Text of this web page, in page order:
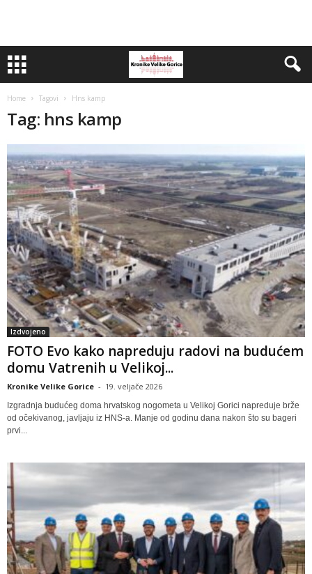
Home Tagovi Hns kamp
Tag: hns kamp
Izdvojeno
FOTO Evo kako napreduju radovi na budućem
domu Vatrenih u Velikoj...
Kronike Velike Gorice - 19. veljače 2026
Izgradnja budućeg doma hrvatskog nogometa u Velikoj Gorici napreduje brže
od očekivanog, javljaju iz HNS-a. Manje od godinu dana nakon što su bageri
prvi...